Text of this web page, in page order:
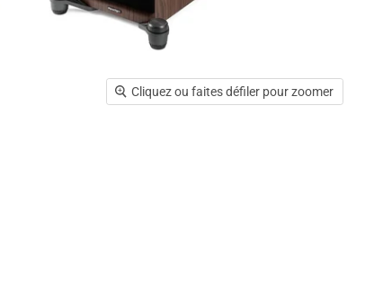
Cliquez ou faites défiler pour zoomer